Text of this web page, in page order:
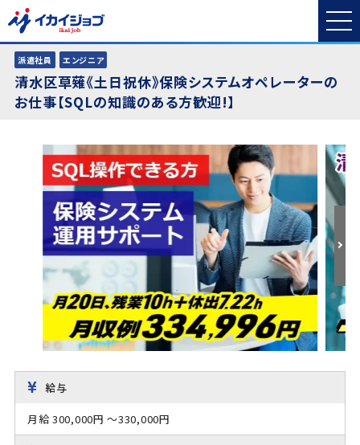
派遣社員 エンジニア
清水区草薙《土日祝休》保険システムオペレーターの
お仕事【SQLの知識のある方歓迎!】
給与
月給 300,000円 ～330,000円